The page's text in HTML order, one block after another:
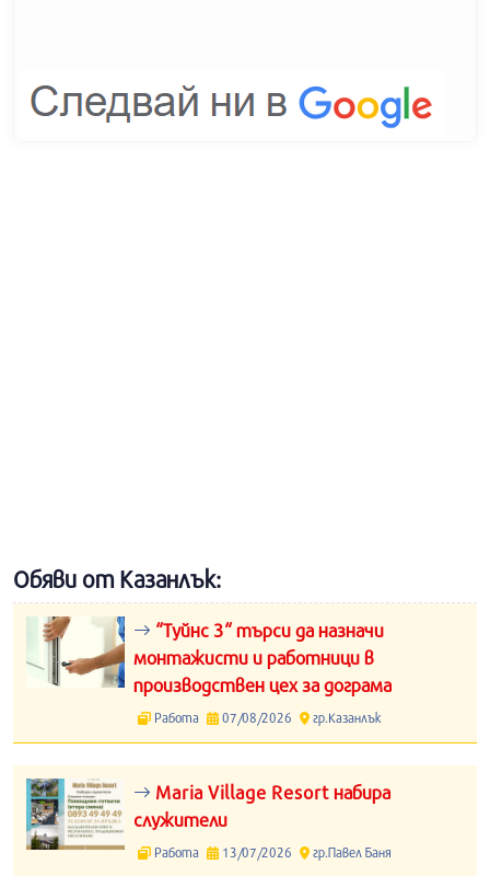
Обяви от Казанлък:
“Туйнс 3“ търси да назначи
монтажисти и работници в
производствен цех за дограма
Работа 07/08/2026 гр.Казанлък
Maria Village Resort набира
служители
Работа 13/07/2026 гр.Павел Баня